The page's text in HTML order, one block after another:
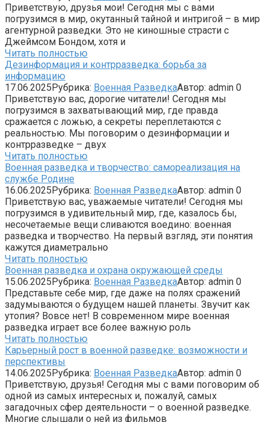
Приветствую, друзья мои! Сегодня мы с вами
погрузимся в мир, окутанный тайной и интригой – в мир
агентурной разведки. Это не киношные страсти с
Джеймсом Бондом, хотя и
Читать полностью
Дезинформация и контрразведка: борьба за
информацию
17.06.2025Рубрика: Военная РазведкаАвтор: admin 0
Приветствую вас, дорогие читатели! Сегодня мы
погрузимся в захватывающий мир, где правда
сражается с ложью, а секреты переплетаются с
реальностью. Мы поговорим о дезинформации и
контрразведке – двух
Читать полностью
Военная разведка и творчество: самореализация на
службе Родине
16.06.2025Рубрика: Военная РазведкаАвтор: admin 0
Приветствую вас, уважаемые читатели! Сегодня мы
погрузимся в удивительный мир, где, казалось бы,
несочетаемые вещи сливаются воедино: военная
разведка и творчество. На первый взгляд, эти понятия
кажутся диаметрально
Читать полностью
Военная разведка и охрана окружающей среды
15.06.2025Рубрика: Военная РазведкаАвтор: admin 0
Представьте себе мир, где даже на полях сражений
задумываются о будущем нашей планеты. Звучит как
утопия? Вовсе нет! В современном мире военная
разведка играет все более важную роль
Читать полностью
Карьерный рост в военной разведке: возможности и
перспективы
14.06.2025Рубрика: Военная РазведкаАвтор: admin 0
Приветствую, друзья! Сегодня мы с вами поговорим об
одной из самых интересных и, пожалуй, самых
загадочных сфер деятельности – о военной разведке.
Многие слышали о ней из фильмов